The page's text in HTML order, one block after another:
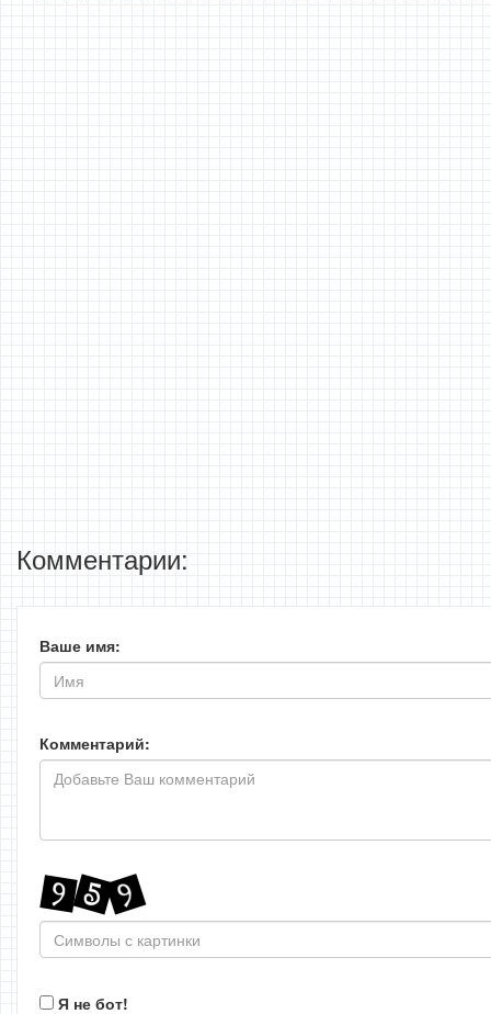
Комментарии:
Ваше имя:
Комментарий:
Я не бот!